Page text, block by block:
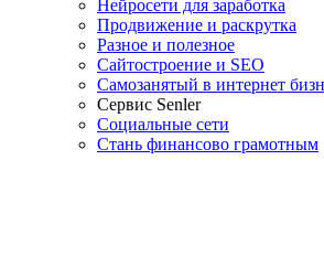
Нейросети для заработка
Продвижение и раскрутка
Разное и полезное
Сайтостроение и SEO
Самозанятый в интернет
Сервис Senler
Социальные сети
Стань финансово грамотным